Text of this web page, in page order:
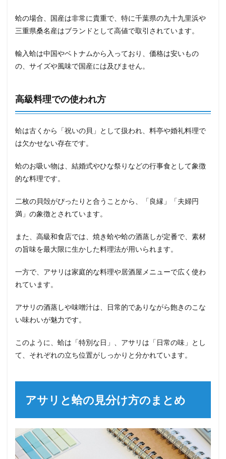
蛤の場合、国産は非常に貴重で、特に千葉県の九十九里浜や
三重県桑名産はブランドとして高値で取引されています。
輸入蛤は中国やベトナムから入っており、価格は安いもの
の、サイズや風味で国産には及びません。
高級料理での使われ方
蛤は古くから「祝いの貝」として扱われ、料亭や婚礼料理で
は欠かせない存在です。
蛤のお吸い物は、結婚式やひな祭りなどの行事食として象徴
的な料理です。
二枚の貝殻がぴったりと合うことから、「良縁」「夫婦円
満」の象徴とされています。
また、高級和食店では、焼き蛤や蛤の酒蒸しが定番で、素材
の旨味を最大限に生かした料理法が用いられます。
一方で、アサリは家庭的な料理や居酒屋メニューで広く使わ
れています。
アサリの酒蒸しや味噌汁は、日常的でありながら飽きのこな
い味わいが魅力です。
このように、蛤は「特別な日」、アサリは「日常の味」とし
て、それぞれの立ち位置がしっかりと分かれています。
アサリと蛤の見分け方のまとめ